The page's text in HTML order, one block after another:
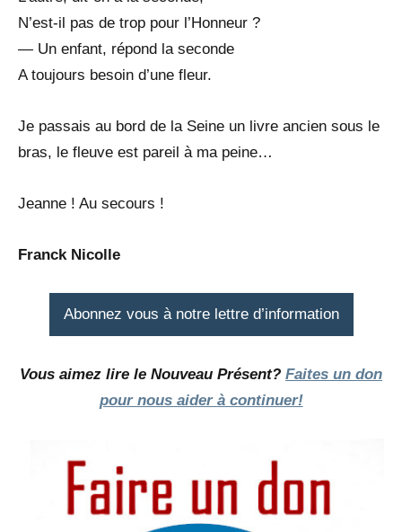
N’est-il pas de trop pour l’Honneur ?
— Un enfant, répond la seconde
A toujours besoin d’une fleur.
Je passais au bord de la Seine un livre ancien sous le
bras, le fleuve est pareil à ma peine…
Jeanne ! Au secours !
Franck Nicolle
Abonnez vous à notre lettre d’information
Vous aimez lire le Nouveau Présent? Faites un don
pour nous aider à continuer!